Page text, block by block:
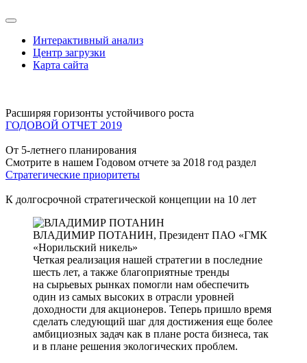
Интерактивный анализ
Центр загрузки
Карта сайта
Расширяя горизонты устойчивого роста
ГОДОВОЙ ОТЧЕТ 2019
От 5-летнего планирования
Смотрите в нашем Годовом отчете за 2018 год раздел
Стратегические приоритеты
К долгосрочной стратегической концепции на 10 лет
ВЛАДИМИР ПОТАНИН, Президент ПАО «ГМК
«Норильский никель»
Четкая реализация нашей стратегии в последние
шесть лет, а также благоприятные тренды
на сырьевых рынках помогли нам обеспечить
один из самых высоких в отрасли уровней
доходности для акционеров. Теперь пришло время
сделать следующий шаг для достижения еще более
амбициозных задач как в плане роста бизнеса, так
и в плане решения экологических проблем.